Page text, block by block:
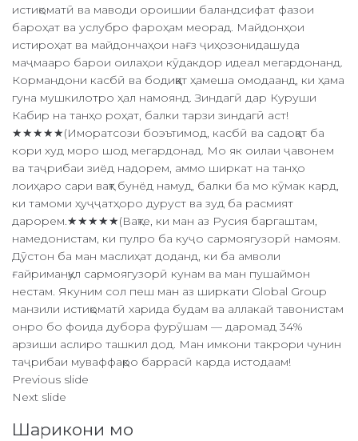
истиқоматӣ ва маводи ороишии баландсифат фазои
бароҳат ва услубро фароҳам меорад. Майдонҳои
истироҳат ва майдончаҳои нағз ҷиҳозонидашуда
маҷмааро барои оилаҳои кӯдакдор идеал мегардонанд.
Кормандони касбӣ ва бодиққат ҳамеша омодаанд, ки ҳама
гуна мушкилотро ҳал намоянд. Зиндагӣ дар Куруши
Кабир на танҳо роҳат, балки тарзи зиндагӣ аст!
★★★★★(Иморатсози боэътимод, касбӣ ва садоқат ба
кори худ моро шод мегардонад. Мо як оилаи ҷавонем
ва таҷрибаи зиёд надорем, аммо ширкат на танҳо
лоиҳаро сари вақт бунёд намуд, балки ба мо кӯмак кард,
ки тамоми ҳуҷҷатҳоро дуруст ва зуд ба расмият
дарорем.★★★★★(Вақте, ки ман аз Русия баргаштам,
намедонистам, ки пулро ба куҷо сармоягузорӣ намоям.
Дӯстон ба ман маслиҳат доданд, ки ба амволи
ғайриманқул сармоягузорӣ кунам ва ман пушаймон
нестам. Якуним сол пеш ман аз ширкати Global Group
манзили истиқоматӣ харида будам ва аллакай тавонистам
онро бо фоида дубора фурӯшам — даромад 34%
арзиши аслиро ташкил дод. Ман имкони такрори чунин
таҷрибаи муваффақро баррасӣ карда истодаам!
Previous slide
Next slide
Шарикони мо